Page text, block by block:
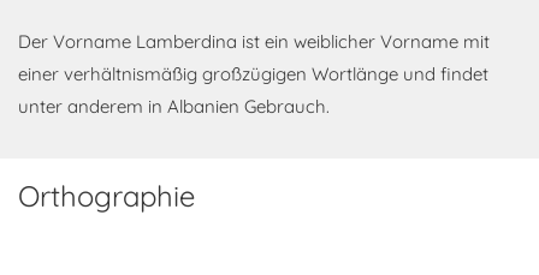
Der Vorname Lamberdina ist ein weiblicher Vorname mit
einer verhältnismäßig großzügigen Wortlänge und findet
unter anderem in Albanien Gebrauch.
Orthographie